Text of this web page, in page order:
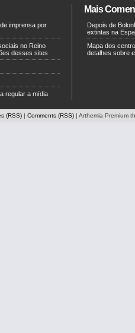
imprensa por
no Reino
desses sites
regular a mídia
Mais
Depois de
extintas na
Mapa dos
detalhes sobre
(RSS) | Comments (RSS) | Arthemia Premium